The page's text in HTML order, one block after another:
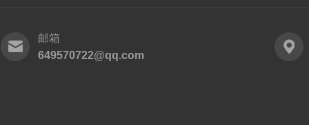
邮箱
649570722@qq.com